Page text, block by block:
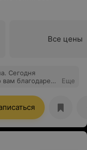
Все цены
Сегодня
благодарен
за вашу
Еще